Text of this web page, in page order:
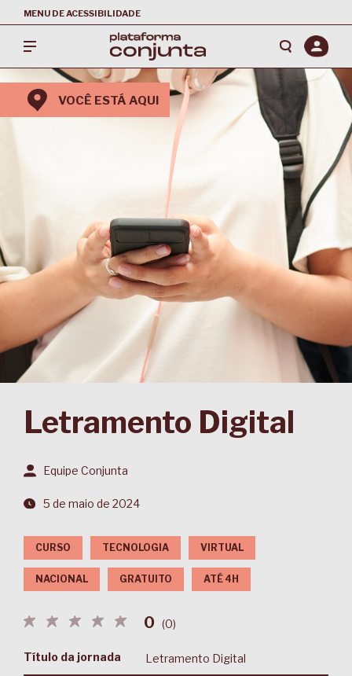
MENU DE ACESSIBILIDADE
VOCÊ ESTÁ AQUI
Letramento Digital
Equipe Conjunta
5 de maio de 2024
CURSO TECNOLOGIA VIRTUAL
NACIONAL GRATUITO ATÉ 4H
0 (0)
Título da jornada Letramento Digital